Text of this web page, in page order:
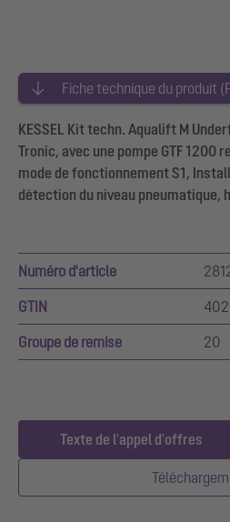
Fiche technique du produit
KESSEL Kit techn. Aqualift M
Tronic, avec une pompe GTF 1200
mode de fonctionnement S1,
détection du niveau pneumatique,
Numéro d'article
GTIN
Groupe de remise 20
Texte de l'appel d'offres